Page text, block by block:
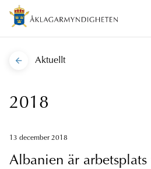
Aktuellt
2018
13 december 2018
Albanien är arbetsplats